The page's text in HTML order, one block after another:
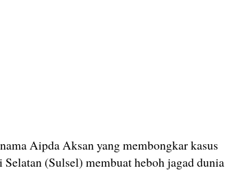
Aipda Aksan yang membongkar kasus
(Sulsel) membuat heboh jagad dunia